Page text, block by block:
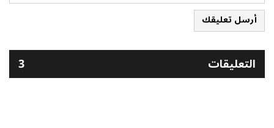
أرسل تعليقك
التعليقات 3